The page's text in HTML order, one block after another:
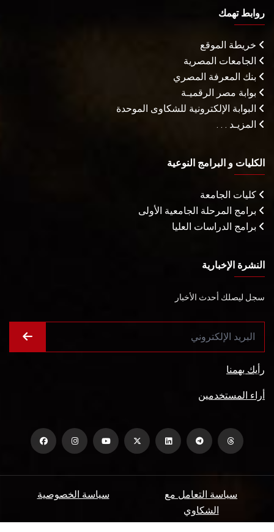
روابط تهمك
خريطة الموقع
الجامعات المصرية
بنك المعرفة المصري
بوابة مصر الرقميـة
البوابة الإلكترونية للشكاوى الموحدة
المزيـد . . .
الكليات و البرامج النوعية
كليات الجامعة
برامج المرحلة الجامعية الأولى
برامج الدراسات العليا
النشرة الإخبارية
سجل ليصلك أحدث الأخبار
رأيك يهمنا
أراء المستخدمين
سياسة الخصوصية
سياسة التعامل مع
الشكاوي